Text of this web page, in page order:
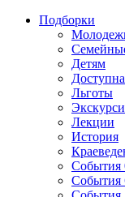
Подборки
Детям
Льготы
Лекции
История
События
События